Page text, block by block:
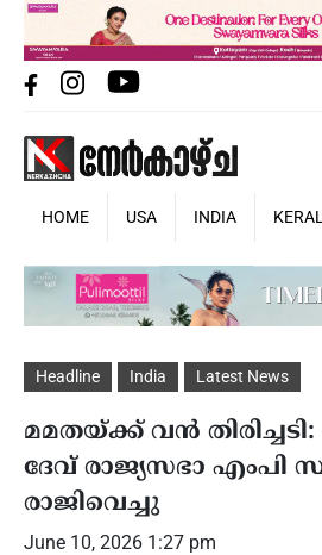
HOME USA INDIA
Headline India Latest News
മമതയ്ക്ക് വന്‍
ദേവ് രാജ്യസഭാ എംപി
രാജിവെച്ചു
June 10, 2026 1:27 pm